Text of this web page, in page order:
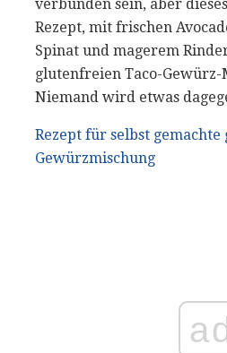
verbunden sein, aber
Rezept, mit frischen
Spinat und magerem
glutenfreien Taco-Gewürz-
Niemand wird etwas
Rezept für selbst
Gewürzmischung